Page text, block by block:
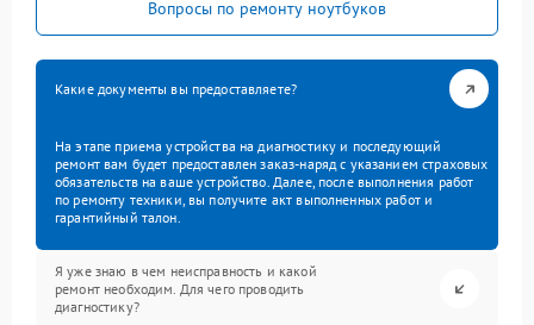
Вопросы по ремонту ноутбуков
Какие документы вы предоставляете?
На этапе приема устройства на диагностику и последующий
ремонт вам будет предоставлен заказ-наряд с указанием страховых
обязательств на ваше устройство. Далее, после выполнения работ
по ремонту техники, вы получите акт выполненных работ и
гарантийный талон.
Я уже знаю в чем неисправность и какой
ремонт необходим. Для чего проводить
диагностику?